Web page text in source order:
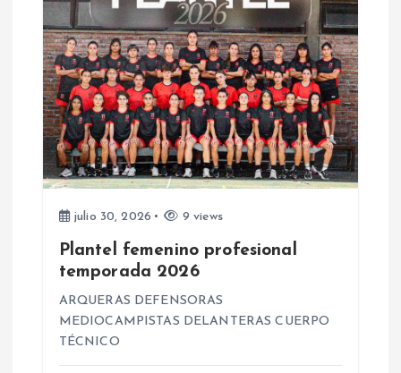
a
s
julio 30, 2026 9 views
Plantel femenino profesional
temporada 2026
ARQUERAS DEFENSORAS
MEDIOCAMPISTAS DELANTERAS CUERPO
TÉCNICO